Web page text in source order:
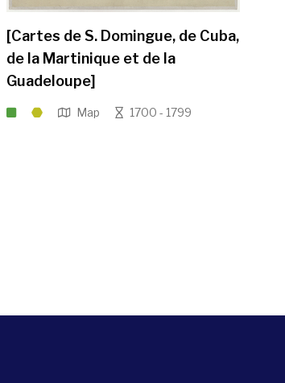
[Cartes de S. Domingue, de Cuba,
de la Martinique et de la
Guadeloupe]
Map 1700 - 1799